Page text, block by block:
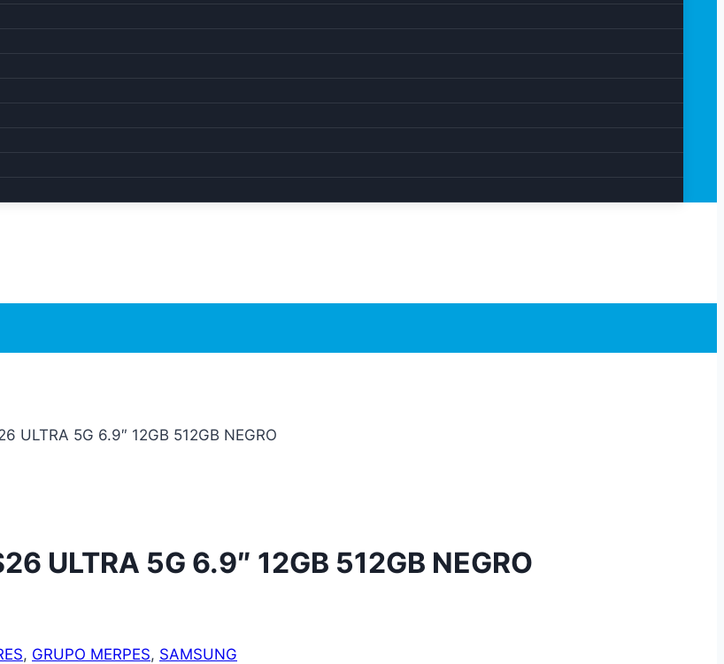
ULTRA 5G 6.9″ 12GB 512GB NEGRO
ULTRA 5G 6.9″ 12GB 512GB NEGRO
, GRUPO MERPES, SAMSUNG